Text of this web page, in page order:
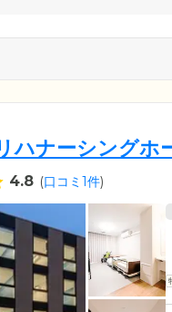
ハナーシングホ
4.8 (口コミ1件)